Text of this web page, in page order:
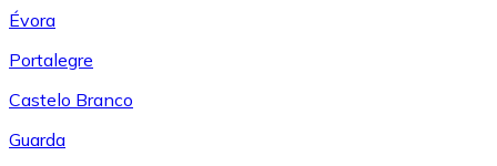
Évora
Portalegre
Castelo Branco
Guarda